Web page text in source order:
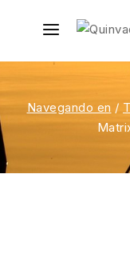
Navegando en /